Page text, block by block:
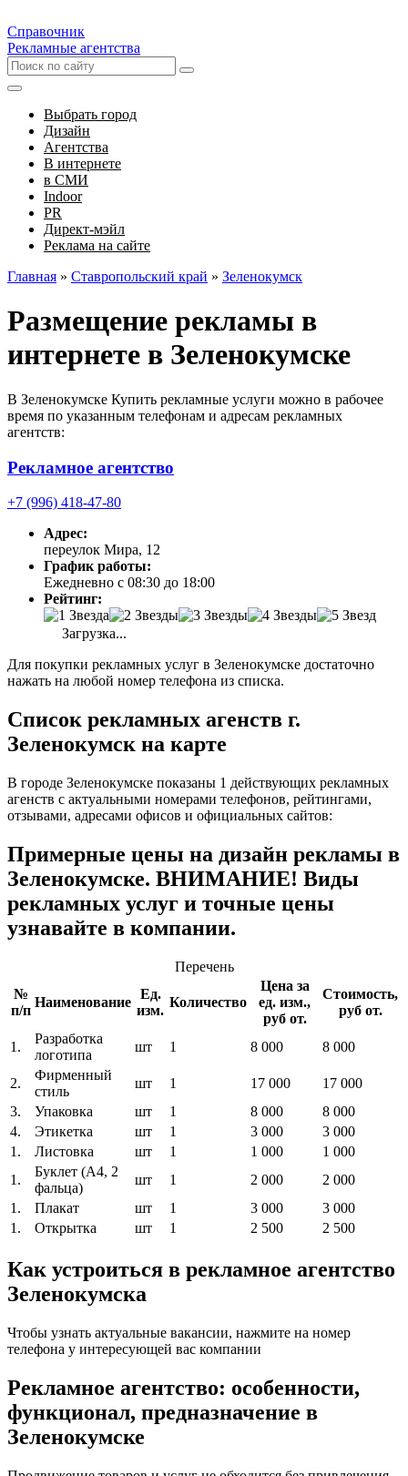
Справочник
Рекламные агентства
Выбрать город
Дизайн
Агентства
В интернете
в СМИ
Indoor
PR
Директ-мэйл
Реклама на сайте
Главная » Ставропольский край » Зеленокумск
Размещение рекламы в
интернете в Зеленокумске
В Зеленокумске Купить рекламные услуги можно в рабочее
время по указанным телефонам и адресам рекламных
агентств:
Рекламное агентство
+7 (996) 418-47-80
Адрес:
переулок Мира, 12
График работы:
Ежедневно с 08:30 до 18:00
Рейтинг:
Загрузка...
Для покупки рекламных услуг в Зеленокумске достаточно
нажать на любой номер телефона из списка.
Список рекламных агенств г.
Зеленокумск на карте
В городе Зеленокумске показаны 1 действующих рекламных
агенств с актуальными номерами телефонов, рейтингами,
отзывами, адресами офисов и официальных сайтов:
Примерные цены на дизайн рекламы в
Зеленокумске. ВНИМАНИЕ! Виды
рекламных услуг и точные цены
узнавайте в компании.
Перечень
№
п/п
Наименование
Ед.
изм.
Количество
Цена за
ед. изм.,
руб от.
Стоимость,
руб от.
1.
Разработка
логотипа
шт 1 8 000 8 000
2.
Фирменный
стиль
шт 1 17 000
17 000
3.
Упаковка шт 1 8 000
8 000
4.
Этикетка шт 1 3 000
3 000
1.
Листовка шт 1 1 000
1 000
1.
Буклет (A4, 2
фальца)
шт 1 2 000
2 000
1.
Плакат шт 1 3 000
3 000
1.
Открытка шт 1 2 500 2 500
Как устроиться в рекламное агентство
Зеленокумска
Чтобы узнать актуальные вакансии, нажмите на номер
телефона у интересующей вас компании
Рекламное агентство: особенности,
функционал, предназначение в
Зеленокумске